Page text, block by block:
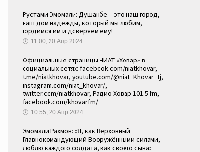
Рустами Эмомали: Душанбе – это наш город,
наш дом надежды, который мы любим,
гордимся им и доверяем ему!
🕔 11:00, 20.Апр 2024
Официальные страницы НИАТ «Ховар» в
социальных сетях: facebook.com/niatkhovar,
t.me/niatkhovar, youtube.com/@niat_Khovar_tj,
instagram.com/niat_khovar/,
twitter.com/niatkhovar, Радио Ховар 101.5 fm,
facebook.com/khovarfm/
🕔 10:55, 20.Апр 2024
Эмомали Рахмон: «Я, как Верховный
Главнокомандующий Вооружёнными силами,
люблю каждого солдата, как своего сына»